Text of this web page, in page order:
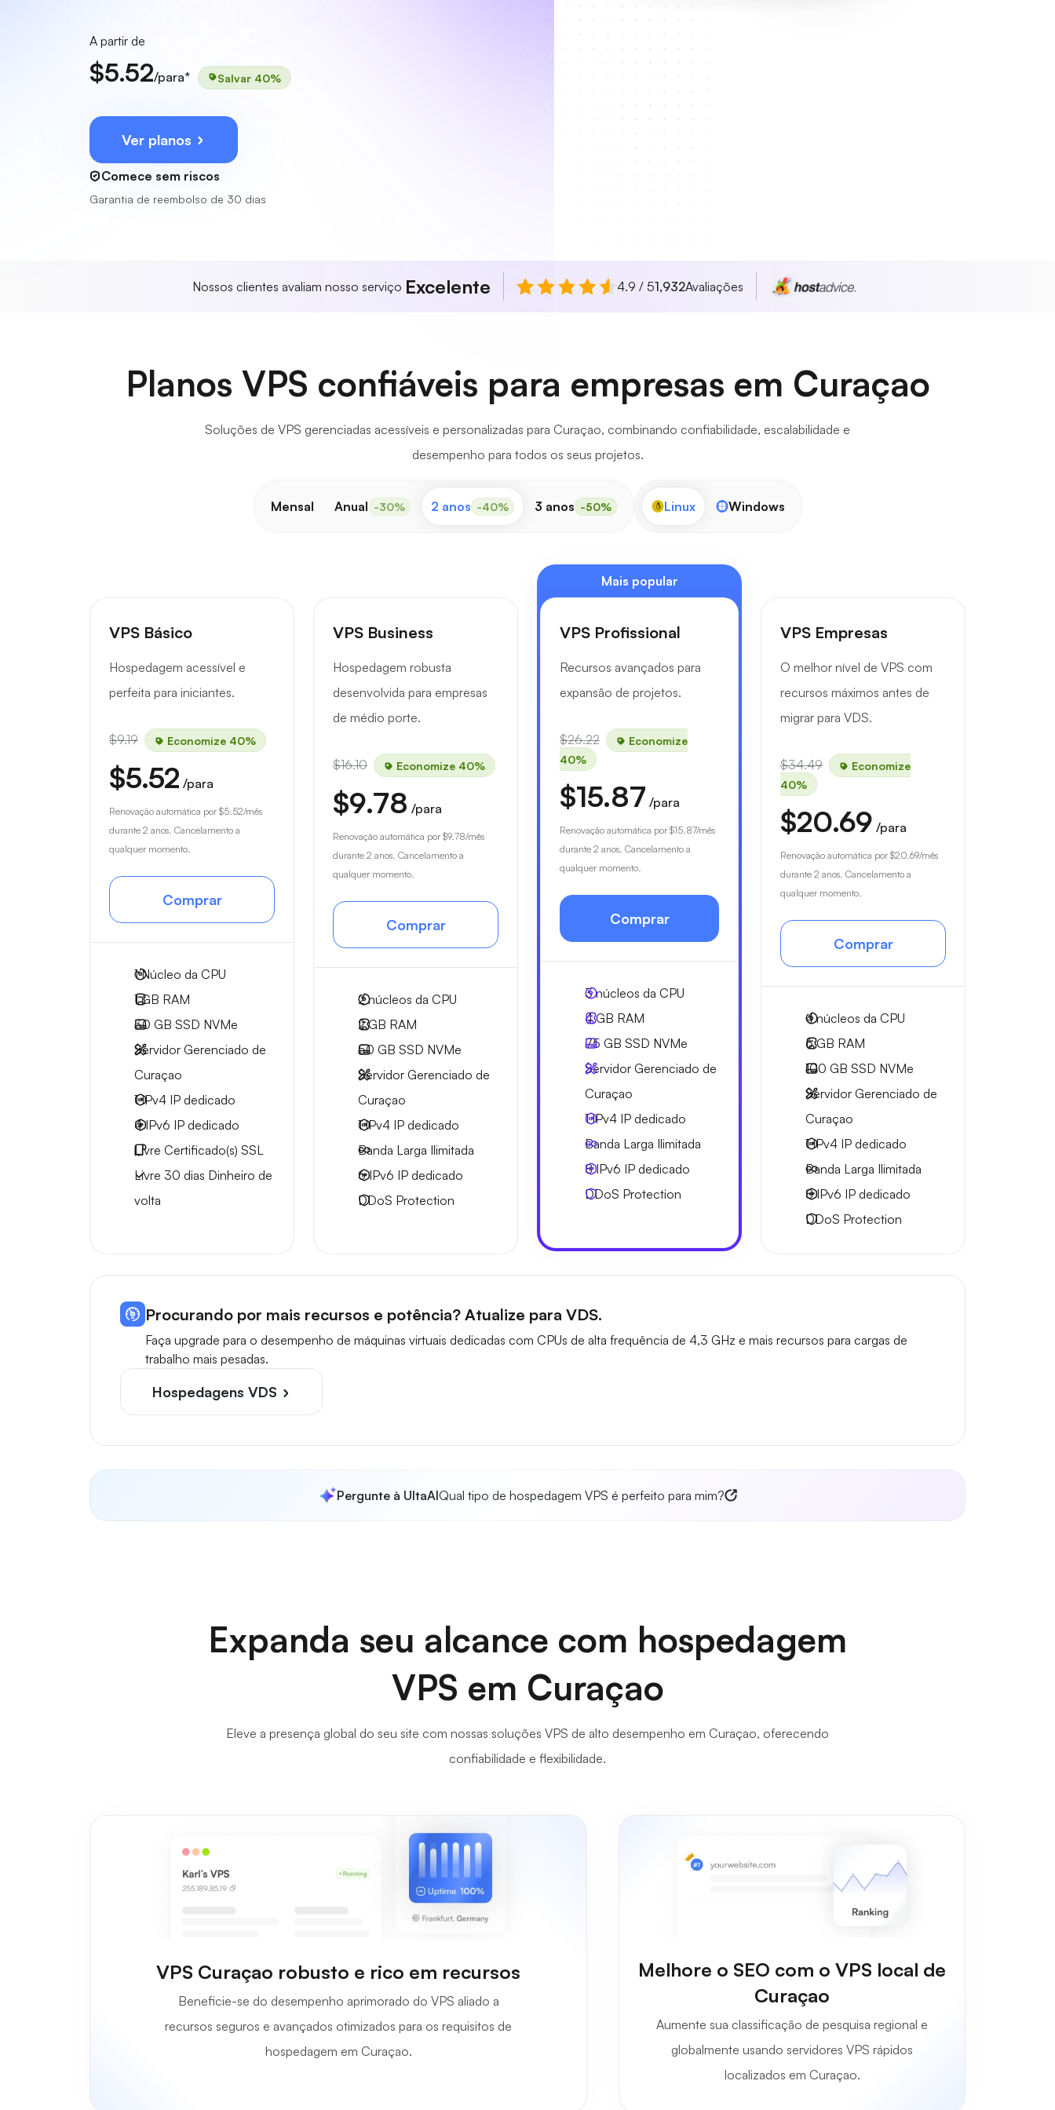
A partir de
$5.52/para* Salvar 40%
Ver planos
Comece sem riscos
Garantia de reembolso de 30 dias
Nossos clientes avaliam nosso serviço Excelente 4.9 / 51,932Avaliações
Planos VPS confiáveis para empresas em Curaçao
Soluções de VPS gerenciadas acessíveis e personalizadas para Curaçao, combinando confiabilidade, escalabilidade e
desempenho para todos os seus projetos.
Mensal Anual -30% 2 anos -40% 3 anos -50% Linux Windows
VPS Básico
Hospedagem acessível e
perfeita para iniciantes.
$9.19 Economize 40%
$5.52 /para
Renovação automática por $5.52/mês
durante 2 anos. Cancelamento a
qualquer momento.
Comprar
1Núcleo da CPU
1 GB RAM
30 GB SSD NVMe
Servidor Gerenciado de
Curaçao
1 IPv4 IP dedicado
4 IPv6 IP dedicado
Livre Certificado(s) SSL
Livre 30 dias Dinheiro de
volta
VPS Business
Hospedagem robusta
desenvolvida para empresas
de médio porte.
$16.10 Economize 40%
$9.78 /para
Renovação automática por $9.78/mês
durante 2 anos. Cancelamento a
qualquer momento.
Comprar
2núcleos da CPU
2 GB RAM
50 GB SSD NVMe
Servidor Gerenciado de
Curaçao
1 IPv4 IP dedicado
Banda Larga Ilimitada
6 IPv6 IP dedicado
DDoS Protection
Mais popular
VPS Profissional
Recursos avançados para
expansão de projetos.
$26.22
Economize
40%
$15.87 /para
Renovação automática por $15.87/mês
durante 2 anos. Cancelamento a
qualquer momento.
Comprar
3núcleos da CPU
4 GB RAM
75 GB SSD NVMe
Servidor Gerenciado de
Curaçao
1 IPv4 IP dedicado
Banda Larga Ilimitada
8 IPv6 IP dedicado
DDoS Protection
VPS Empresas
O melhor nível de VPS com
recursos máximos antes de
migrar para VDS.
$34.49
Economize
40%
$20.69 /para
Renovação automática por $20.69/mês
durante 2 anos. Cancelamento a
qualquer momento.
Comprar
4núcleos da CPU
6 GB RAM
100 GB SSD NVMe
Servidor Gerenciado de
Curaçao
1 IPv4 IP dedicado
Banda Larga Ilimitada
8 IPv6 IP dedicado
DDoS Protection
Procurando por mais recursos e potência? Atualize para VDS.
Faça upgrade para o desempenho de máquinas virtuais dedicadas com CPUs de alta frequência de 4,3 GHz e mais recursos para cargas de
trabalho mais pesadas.
Hospedagens VDS
Pergunte à UltaAIQual tipo de hospedagem VPS é perfeito para mim?
Expanda seu alcance com hospedagem
VPS em Curaçao
Eleve a presença global do seu site com nossas soluções VPS de alto desempenho em Curaçao, oferecendo
confiabilidade e flexibilidade.
VPS Curaçao robusto e rico em recursos
Beneficie-se do desempenho aprimorado do VPS aliado a
recursos seguros e avançados otimizados para os requisitos de
hospedagem em Curaçao.
Melhore o SEO com o VPS local de
Curaçao
Aumente sua classificação de pesquisa regional e
globalmente usando servidores VPS rápidos
localizados em Curaçao.